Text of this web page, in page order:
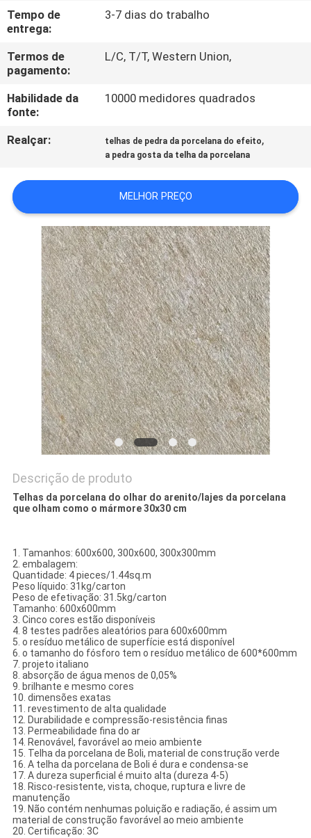
CONTACTE-
NOS
SOLICITE UM
ORÇAMENTO
DO
SITE
POLÍTICA
PRIVACIDADE
Tempo de
entrega:
3-7 dias do trabalho
Termos de
pagamento:
L/C, T/T, Western Union,
Habilidade da
fonte:
10000 medidores quadrados
Realçar: telhas de pedra da porcelana do efeito,
a pedra gosta da telha da porcelana
MELHOR PREÇO
Descrição de produto
Telhas da porcelana do olhar do arenito/lajes da porcelana
que olham como o mármore 30x30 cm
1. Tamanhos: 600x600, 300x600, 300x300mm
2. embalagem:
Quantidade: 4 pieces/1.44sq.m
Peso líquido: 31kg/carton
Peso de efetivação: 31.5kg/carton
Tamanho: 600x600mm
3. Cinco cores estão disponíveis
4. 8 testes padrões aleatórios para 600x600mm
5. o resíduo metálico de superfície está disponível
6. o tamanho do fósforo tem o resíduo metálico de 600*600mm
7. projeto italiano
8. absorção de água menos de 0,05%
9. brilhante e mesmo cores
10. dimensões exatas
11. revestimento de alta qualidade
12. Durabilidade e compressão-resistência finas
13. Permeabilidade fina do ar
14. Renovável, favorável ao meio ambiente
15. Telha da porcelana de Boli, material de construção verde
16. A telha da porcelana de Boli é dura e condensa-se
17. A dureza superficial é muito alta (dureza 4-5)
18. Risco-resistente, vista, choque, ruptura e livre de
manutenção
19. Não contém nenhumas poluição e radiação, é assim um
material de construção favorável ao meio ambiente
20. Certificação: 3C